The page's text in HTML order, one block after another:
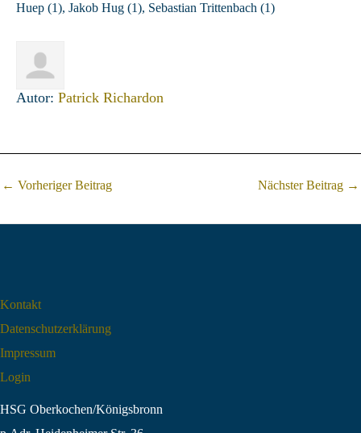
Huep (1), Jakob Hug (1), Sebastian Trittenbach (1)
Autor: Patrick Richardon
Post
← Vorheriger Beitrag Nächster Beitrag →
Kontakt
Datenschutz­erklärung
Impressum
Login
HSG Oberkochen/Königsbronn